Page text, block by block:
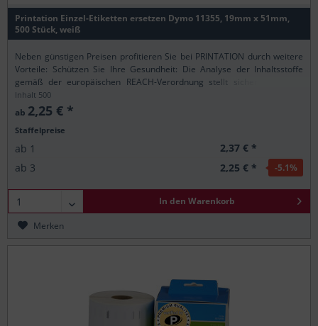
Printation Einzel-Etiketten ersetzen Dymo 11355, 19mm x 51mm,
500 Stück, weiß
Neben günstigen Preisen profitieren Sie bei PRINTATION durch weitere
Vorteile: Schützen Sie Ihre Gesundheit: Die Analyse der Inhaltsstoffe
gemäß der europäischen REACH-Verordnung stellt sicher, dass alle
Printation-Produkte nur...
Inhalt 500
ab 2,25 € *
Staffelpreise
ab 1
2,37 € *
ab 3 2,25 € * -5.1%
In den Warenkorb
Merken